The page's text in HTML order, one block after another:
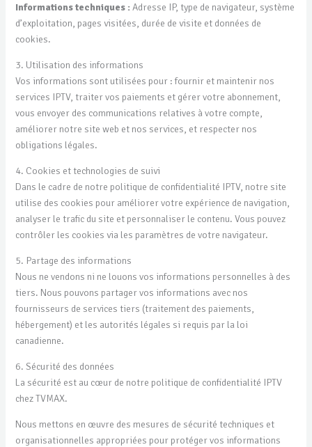
Informations techniques :Adresse IP, type de navigateur, système
d’exploitation, pages visitées, durée de visite et données de
cookies.
3. Utilisation des informations
Vos informations sont utilisées pour : fournir et maintenir nos
services IPTV, traiter vos paiements et gérer votre abonnement,
vous envoyer des communications relatives à votre compte,
améliorer notre site web et nos services, et respecter nos
obligations légales.
4. Cookies et technologies de suivi
Dans le cadre de notre politique de confidentialité IPTV, notre site
utilise des cookies pour améliorer votre expérience de navigation,
analyser le trafic du site et personnaliser le contenu. Vous pouvez
contrôler les cookies via les paramètres de votre navigateur.
5. Partage des informations
Nous ne vendons ni ne louons vos informations personnelles à des
tiers. Nous pouvons partager vos informations avec nos
fournisseurs de services tiers (traitement des paiements,
hébergement) et les autorités légales si requis par la loi
canadienne.
6. Sécurité des données
La sécurité est au cœur de notre politique de confidentialité IPTV
chez TVMAX.
Nous mettons en œuvre des mesures de sécurité techniques et
organisationnelles appropriées pour protéger vos informations